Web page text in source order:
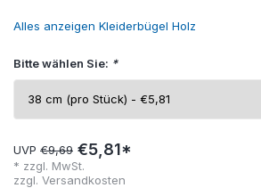
Alles anzeigen Kleiderbügel Holz
Bitte wählen Sie: *
UVP €9,69 €5,81*
* zzgl. MwSt.
zzgl. Versandkosten